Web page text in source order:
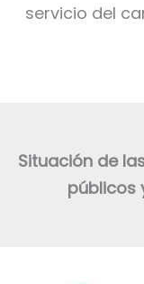
servicio del
Situación de
públicos